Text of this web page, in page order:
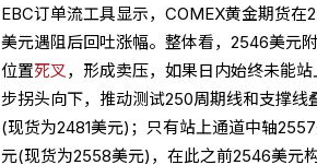
EBC订单流工具显示，COMEX黄金期货
美元遇阻后回吐涨幅。整体看，2546美元
位置死叉 ，形成卖压，如果日内始终未能
步拐头向下，推动测试250周期线和支撑
(现货为2481美元)；只有站上通道中轴
元(现货为2558美元)，在此之前2546美元构